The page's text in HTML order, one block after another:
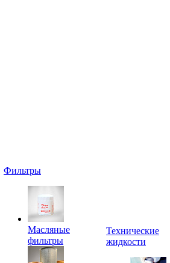
Фильтры
Масляные
фильтры
Технические
жидкости